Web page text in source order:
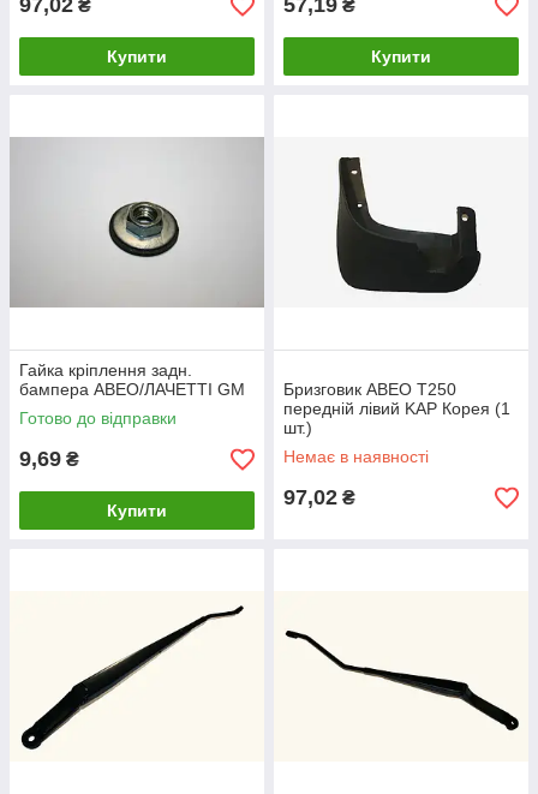
97,02 ₴
Купити
57,19 ₴
Купити
Гайка кріплення задн.
бампера АВЕО/ЛАЧЕТТІ GM
Готово до відправки
9,69 ₴
Купити
Бризговик АВЕО Т250
передній лівий KAP Корея (1
шт.)
Немає в наявності
97,02 ₴